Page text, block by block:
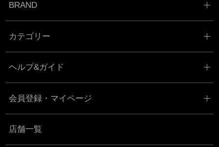
BRAND
カテゴリー
ヘルプ&ガイド
会員登録・マイページ
店舗一覧